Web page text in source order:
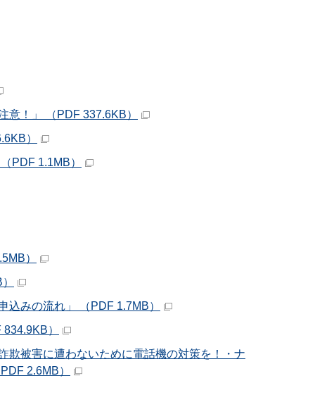
意！」 （PDF 337.6KB）
）
PDF 1.1MB）
）
込みの流れ」 （PDF 1.7MB）
）
欺被害に遭わないために電話機の対策を！・ナ
2.6MB）